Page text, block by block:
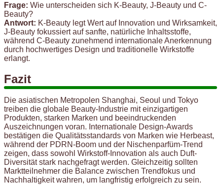
Frage: Wie unterscheiden sich K-Beauty, J-Beauty und C-
Beauty?
Antwort: K-Beauty legt Wert auf Innovation und Wirksamkeit,
J-Beauty fokussiert auf sanfte, natürliche Inhaltsstoffe,
während C-Beauty zunehmend internationale Anerkennung
durch hochwertiges Design und traditionelle Wirkstoffe
erlangt.
Fazit
Die asiatischen Metropolen Shanghai, Seoul und Tokyo
treiben die globale Beauty-Industrie mit einzigartigen
Produkten, starken Marken und beeindruckenden
Auszeichnungen voran. Internationale Design-Awards
bestätigen die Qualitätsstandards von Marken wie Herbeast,
während der PDRN-Boom und der Nischenparfüm-Trend
zeigen, dass sowohl Wirkstoff-Innovation als auch Duft-
Diversität stark nachgefragt werden. Gleichzeitig sollten
Marktteilnehmer die Balance zwischen Trendfokus und
Nachhaltigkeit wahren, um langfristig erfolgreich zu sein.